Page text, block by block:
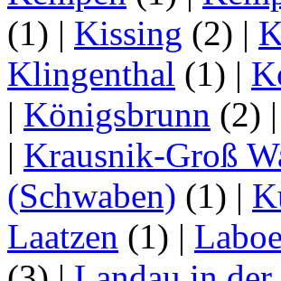
(1) | Kissing (2) |
Klingenthal (1) |
| Königsbrunn (2) |
| Krausnik-Groß
(Schwaben) (1) |
Laatzen (1) | Laboe